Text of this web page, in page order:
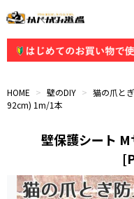
HOME > 壁のDIY > 猫の爪と
92cm) 1m/1本
壁保護シート